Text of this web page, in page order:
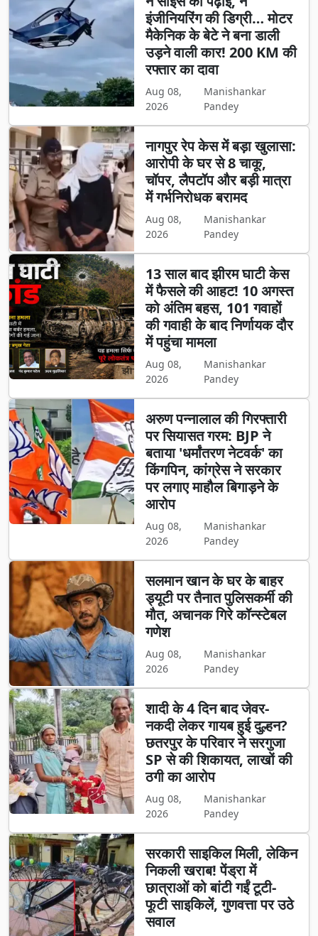
इंजीनियरिंग की डिग्री… मोटर
मैकेनिक के बेटे ने बना डाली
उड़ने वाली कार! 200 KM की
रफ्तार का दावा
Aug 08,
2026
Manishankar
Pandey
नागपुर रेप केस में बड़ा खुलासा:
आरोपी के घर से 8 चाकू,
चॉपर, लैपटॉप और बड़ी मात्रा
में गर्भनिरोधक बरामद
Aug 08,
2026
Manishankar
Pandey
13 साल बाद झीरम घाटी केस
में फैसले की आहट! 10 अगस्त
को अंतिम बहस, 101 गवाहों
की गवाही के बाद निर्णायक दौर
में पहुंचा मामला
Aug 08,
2026
Manishankar
Pandey
अरुण पन्नालाल की गिरफ्तारी
पर सियासत गरम: BJP ने
बताया 'धर्मांतरण नेटवर्क' का
किंगपिन, कांग्रेस ने सरकार
पर लगाए माहौल बिगाड़ने के
आरोप
Aug 08,
2026
Manishankar
Pandey
सलमान खान के घर के बाहर
ड्यूटी पर तैनात पुलिसकर्मी की
मौत, अचानक गिरे कॉन्स्टेबल
गणेश
Aug 08,
2026
Manishankar
Pandey
शादी के 4 दिन बाद जेवर-
नकदी लेकर गायब हुई दुल्हन?
छतरपुर के परिवार ने सरगुजा
SP से की शिकायत, लाखों की
ठगी का आरोप
Aug 08,
2026
Manishankar
Pandey
सरकारी साइकिल मिली, लेकिन
निकली खराब! पेंड्रा में
छात्राओं को बांटी गईं टूटी-
फूटी साइकिलें, गुणवत्ता पर उठे
सवाल